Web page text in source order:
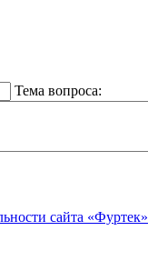
Тема вопроса:
сайта «Фуртек»